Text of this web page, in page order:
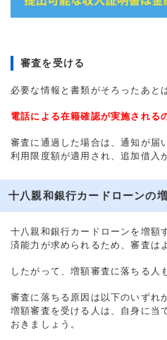
審査を受ける
必要な情報と書類がそろったあと
電話による在籍確認が実施される
審査に通過した場合は、通知が届
利用限度額が適用され、追加借入
十八親和銀行カードローンの
十八親和銀行カードローンを増額
済能力が求められるため、審査は
したがって、増額審査に落ちる人
審査に落ちる原因は以下のいずれ
増額審査を受ける人は、自身に当
おきましょう。